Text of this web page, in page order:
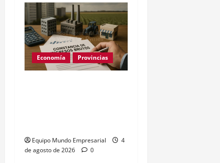
Economía Provincias
Equipo Mundo Empresarial
4
de agosto de 2026
0